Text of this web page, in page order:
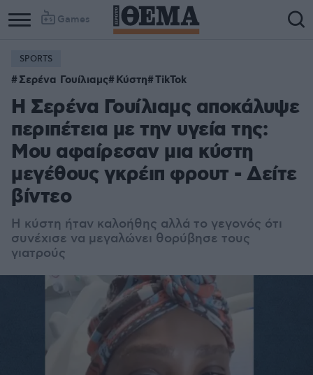
Games
SPORTS
Σερένα Γουίλιαμς Κύστη TikTok
H Σερένα Γουίλιαμς αποκάλυψε
περιπέτεια με την υγεία της:
Μου αφαίρεσαν μια κύστη
μεγέθους γκρέιπ φρουτ - Δείτε
βίντεο
H κύστη ήταν καλοήθης αλλά το γεγονός ότι
συνέχισε να μεγαλώνει θορύβησε τους
γιατρούς